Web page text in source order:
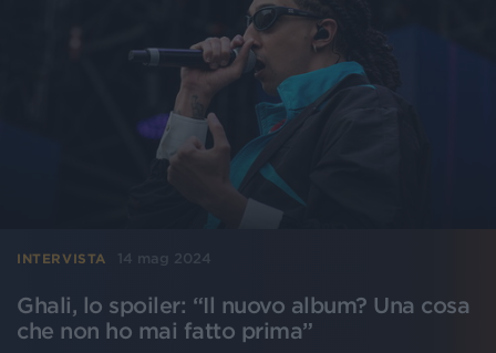
INTERVISTA 14 mag 2024
Ghali, lo spoiler: “Il nuovo album? Una cosa
che non ho mai fatto prima”